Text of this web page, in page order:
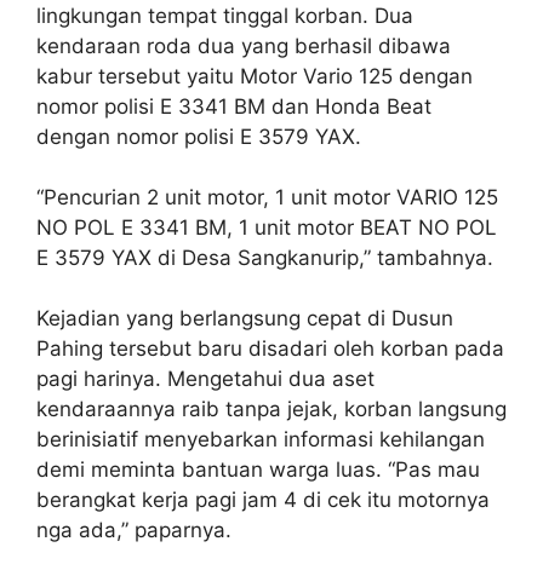
lingkungan tempat tinggal korban. Dua
kendaraan roda dua yang berhasil dibawa
kabur tersebut yaitu Motor Vario 125 dengan
nomor polisi E 3341 BM dan Honda Beat
dengan nomor polisi E 3579 YAX.
“Pencurian 2 unit motor, 1 unit motor VARIO 125
NO POL E 3341 BM, 1 unit motor BEAT NO POL
E 3579 YAX di Desa Sangkanurip,” tambahnya.
Kejadian yang berlangsung cepat di Dusun
Pahing tersebut baru disadari oleh korban pada
pagi harinya. Mengetahui dua aset
kendaraannya raib tanpa jejak, korban langsung
berinisiatif menyebarkan informasi kehilangan
demi meminta bantuan warga luas. “Pas mau
berangkat kerja pagi jam 4 di cek itu motornya
nga ada,” paparnya.